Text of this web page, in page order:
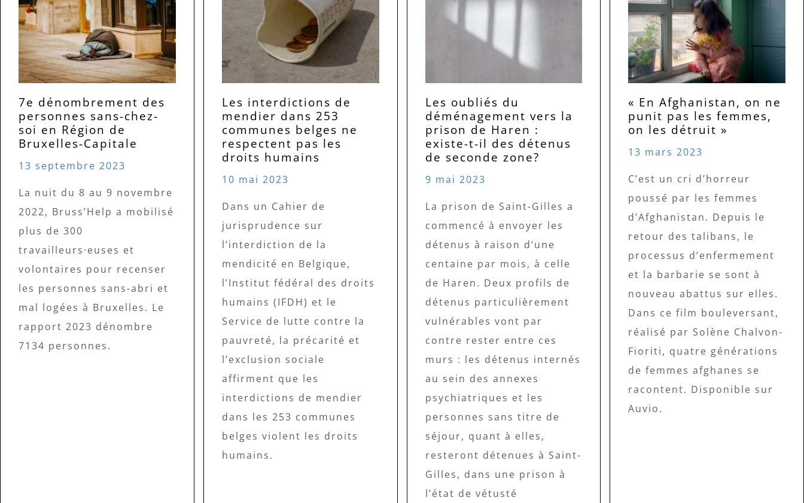
7e dénombrement des
personnes sans-chez-
soi en Région de
Bruxelles-Capitale
13 septembre 2023
La nuit du 8 au 9 novembre
2022, Bruss’Help a mobilisé
plus de 300
travailleurs·euses et
volontaires pour recenser
les personnes sans-abri et
mal logées à Bruxelles. Le
rapport 2023 dénombre
7134 personnes.
Les interdictions de
mendier dans 253
communes belges ne
respectent pas les
droits humains
10 mai 2023
Dans un Cahier de
jurisprudence sur
l’interdiction de la
mendicité en Belgique,
l’Institut fédéral des droits
humains (IFDH) et le
Service de lutte contre la
pauvreté, la précarité et
l’exclusion sociale
affirment que les
interdictions de mendier
dans les 253 communes
belges violent les droits
humains.
Les oubliés du
déménagement vers la
prison de Haren :
existe-t-il des détenus
de seconde zone?
9 mai 2023
La prison de Saint-Gilles a
commencé à envoyer les
détenus à raison d’une
centaine par mois, à celle
de Haren. Deux profils de
détenus particulièrement
vulnérables vont par
contre rester entre ces
murs : les détenus internés
au sein des annexes
psychiatriques et les
personnes sans titre de
séjour, quant à elles,
resteront détenues à Saint-
Gilles, dans une prison à
l’état de vétusté
« En Afghanistan, on ne
punit pas les femmes,
on les détruit »
13 mars 2023
C’est un cri d’horreur
poussé par les femmes
d’Afghanistan. Depuis le
retour des talibans, le
processus d’enfermement
et la barbarie se sont à
nouveau abattus sur elles.
Dans ce film bouleversant,
réalisé par Solène Chalvon-
Fioriti, quatre générations
de femmes afghanes se
racontent. Disponible sur
Auvio.